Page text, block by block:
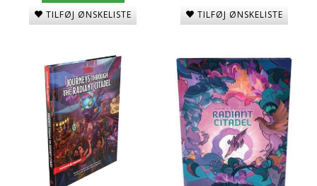
TILFØJ ØNSKELISTE TILFØJ ØNSKELISTE